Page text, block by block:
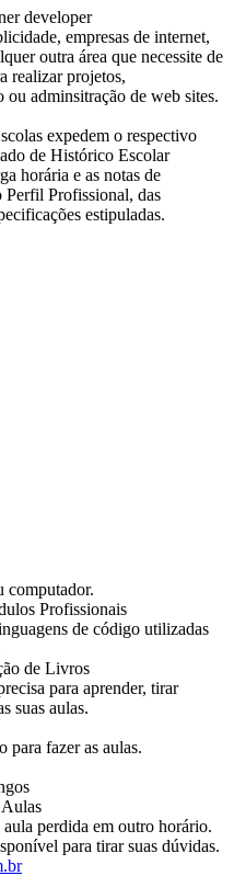
developer
empresas de internet,
outra área que necessite de
realizar projetos,
ou adminsitração de web sites.
expedem o respectivo
de Histórico Escolar
horária e as notas de
Perfil Profissional, das
estipuladas.
computador.
Profissionais
de código utilizadas
de Livros
para aprender, tirar
suas aulas.
para fazer as aulas.
perdida em outro horário.
para tirar suas dúvidas.